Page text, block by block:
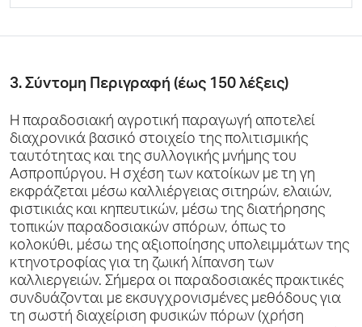
3. Σύντομη Περιγραφή (έως 150 λέξεις)
Η παραδοσιακή αγροτική παραγωγή αποτελεί
διαχρονικά βασικό στοιχείο της πολιτισμικής
ταυτότητας και της συλλογικής μνήμης του
Ασπροπύργου. Η σχέση των κατοίκων με τη γη
εκφράζεται μέσω καλλιέργειας σιτηρών, ελαιών,
φιστικιάς και κηπευτικών, μέσω της διατήρησης
τοπικών παραδοσιακών σπόρων, όπως το
κολοκύθι, μέσω της αξιοποίησης υπολειμμάτων της
κτηνοτροφίας για τη ζωική λίπανση των
καλλιεργειών. Σήμερα οι παραδοσιακές πρακτικές
συνδυάζονται με εκσυγχρονισμένες μεθόδους για
τη σωστή διαχείριση φυσικών πόρων (χρήση